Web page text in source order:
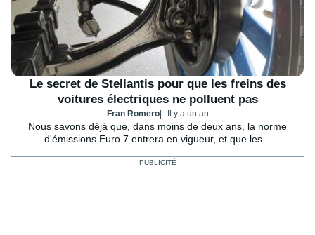
Le secret de Stellantis pour que les freins des
voitures électriques ne polluent pas
Fran Romero Il y a un an
Nous savons déjà que, dans moins de deux ans, la norme
d'émissions Euro 7 entrera en vigueur, et que les...